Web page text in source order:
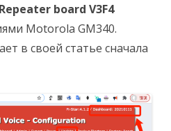
Repeater board V3F4
Motorola GM340.
в своей статье сначала